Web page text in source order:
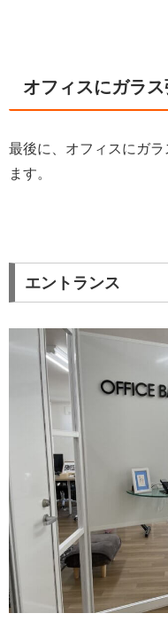
オフィスにガラ
最後に、オフィスにガ
ます。
エントランス